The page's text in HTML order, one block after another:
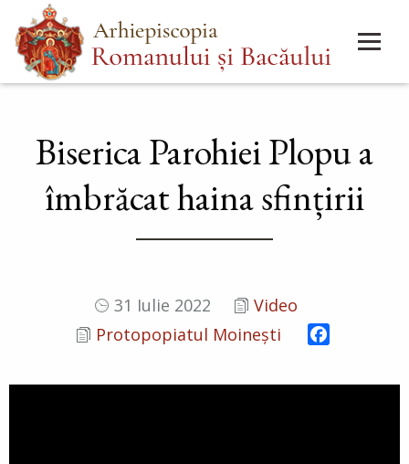
Mergi
la
conţinutul
Main
menu
Biserica Parohiei Plopu a
îmbrăcat haina sfințirii
31 Iulie 2022
Video
Protopopiatul Moinești